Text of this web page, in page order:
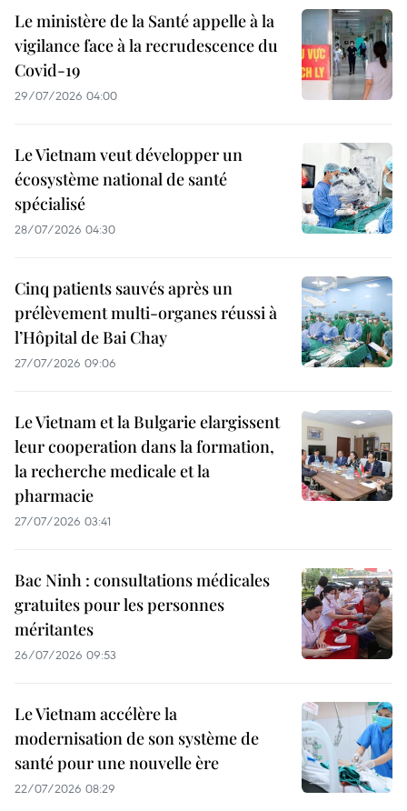
Le ministère de la Santé appelle à la
vigilance face à la recrudescence du
Covid-19
29/07/2026 04:00
Le Vietnam veut développer un
écosystème national de santé
spécialisé
28/07/2026 04:30
Cinq patients sauvés après un
prélèvement multi-organes réussi à
l’Hôpital de Bai Chay
27/07/2026 09:06
Le Vietnam et la Bulgarie elargissent
leur cooperation dans la formation,
la recherche medicale et la
pharmacie
27/07/2026 03:41
Bac Ninh : consultations médicales
gratuites pour les personnes
méritantes
26/07/2026 09:53
Le Vietnam accélère la
modernisation de son système de
santé pour une nouvelle ère
22/07/2026 08:29